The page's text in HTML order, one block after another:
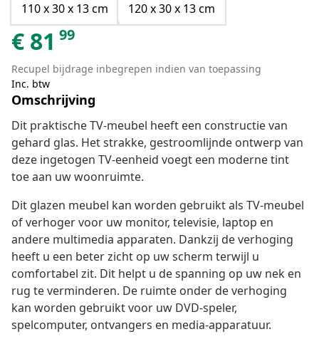
110 x 30 x 13 cm
120 x 30 x 13 cm
€ 81 99
Recupel bijdrage inbegrepen indien van toepassing
Inc. btw
Omschrijving
Dit praktische TV-meubel heeft een constructie van
gehard glas. Het strakke, gestroomlijnde ontwerp van
deze ingetogen TV-eenheid voegt een moderne tint
toe aan uw woonruimte.
Dit glazen meubel kan worden gebruikt als TV-meubel
of verhoger voor uw monitor, televisie, laptop en
andere multimedia apparaten. Dankzij de verhoging
heeft u een beter zicht op uw scherm terwijl u
comfortabel zit. Dit helpt u de spanning op uw nek en
rug te verminderen. De ruimte onder de verhoging
kan worden gebruikt voor uw DVD-speler,
spelcomputer, ontvangers en media-apparatuur.